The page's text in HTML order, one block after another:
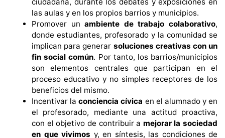
las aulas y en los propios barrios y municipios.
Promover unambiente de trabajo colaborativo,
donde estudiantes, profesorado y la comunidad se
implican para generar soluciones creativas con un
fin social común. Por tanto, los barrios/municipios
son elementos centrales que participan en el
proceso educativo y no simples receptores de los
beneficios del mismo.
Incentivar laconciencia cívica en el alumnado y en
el profesorado, mediante una actitud proactiva,
con el objetivo de contribuir a mejorar la sociedad
en que vivimos y, en síntesis, las condiciones de